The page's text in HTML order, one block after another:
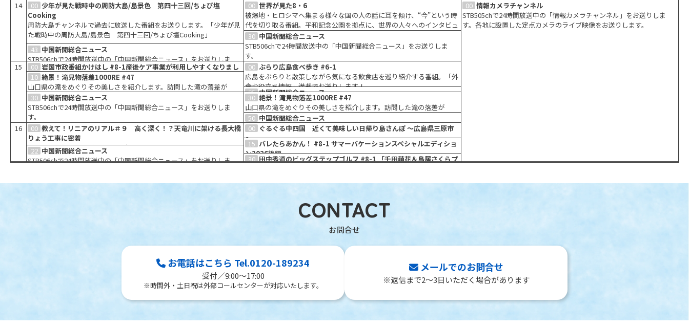
14
15
16
00 少年が見た戦時中の周防大島/島景色 第四十三回/ちょび塩
Cooking
周防大島チャンネルで過去に放送した番組をお送りします。「少年が見
た戦時中の周防大島/島景色 第四十三回/ちょび塩Cooking」
43 中国新聞総合ニュース
STB506chで24時間放送中の「中国新聞総合ニュース」をお送りしま
す。
00 岩国市政番組かけはし #8-1産後ケア事業が利用しやすくなりまし
た！
岩国市で暮らす人々のための番組。今回は、「産後ケア事業が利用しや
すくなりました！」です。
10 絶景！滝見物落差1000RE #47
山口県の滝をめぐりその美しさを紹介します。訪問した滝の落差が
1000mになったらゴール。自然の厳しさを感じながら知られざるスポッ
トを発見するバラエティ番組です。
30 中国新聞総合ニュース
STB506chで24時間放送中の「中国新聞総合ニュース」をお送りしま
す。
00 教えて！リニアのリアル＃９ 高く深く！？天竜川に架ける長大橋
りょう工事に密着
ＪＲ東海と飯田ケーブルテレビがタッグを組んでお届けするリニア関連
番組の第９弾！今回は、「高く深く！？天竜川に架ける長大橋りょう工
22 中国新聞総合ニュース
STB506chで24時間放送中の「中国新聞総合ニュース」をお送りしま
周防大島チャンネルで過去に放送した番組をお送りします。「少年が見
す。
岩国市で暮らす人々のための番組。今回は、「産後ケア事業が利用しや
1000mになったらゴール。自然の厳しさを感じながら知られざるスポッ
す。
ＪＲ東海と飯田ケーブルテレビがタッグを組んでお届けするリニア関連
す。
周防大島チャンネルで過去に放送した番組をお送りします。「少年が見
す。
岩国市で暮らす人々のための番組。今回は、「産後ケア事業が利用しや
1000mになったらゴール。自然の厳しさを感じながら知られざるスポッ
す。
ＪＲ東海と飯田ケーブルテレビがタッグを組んでお届けするリニア関連
す。
周防大島チャンネルで過去に放送した番組をお送りします。「少年が見
す。
00 世界が見た8・6
被爆地・ヒロシマへ集まる様々な国の人の話に耳を傾け、“今”という時
代を切り取る番組。平和記念公園を拠点に、世界の人々へのインタビュ
ーから過去や未来を探ります。
30 中国新聞総合ニュース
STB506chで24時間放送中の「中国新聞総合ニュース」をお送りしま
す。
00 ぶらり広島食べ歩き #6-1
広島をぶらりと散策しながら気になる飲食店を巡り紹介する番組。「外
食お役立ち情報」満載でお送りします！
25 中国新聞総合ニュース
STB506chで24時間放送中の「中国新聞総合ニュース」をお送りしま
す。
30 絶景！滝見物落差1000RE #47
山口県の滝をめぐりその美しさを紹介します。訪問した滝の落差が
1000mになったらゴール。自然の厳しさを感じながら知られざるスポッ
トを発見するバラエティ番組です。
50 中国新聞総合ニュース
STB506chで24時間放送中の「中国新聞総合ニュース」をお送りしま
す。
00 ぐるぐる中四国 近くて美味しい日帰り島さんぽ ～広島県三原市
～
新幹線を降りて10分で瀬戸内の絶景へ！移動の手間なく楽しめる三原の
旅をご紹介。爽快なアクティビティや、自慢の海の幸を贅沢に堪能する
15 バレたらあかん！ #8-1 サマーバケーションスペシャルエディショ
ン2026後編
美祢市にある別府弁天池を満喫していきます。美祢市の釣り堀で釣った
だきます。
30 田中秀道のビッグステップゴルフ #8-1 「千田萌花＆鳥居さくらプ
す。各地に設置した定点カメラのライブ映像をお送りします。
電・ホビーグッズまでお勧めグッズのお買い物情報番組です。
回は、「岩国中央幼稚園（後編）」（尾津町）をお送りします！
70年代、日常や恋心を綴ったフォークソングや、後のJ-POPにつながる
岩国市で暮らす人々のための番組。今回は、「産後ケア事業が利用しや
なるお店、イベントや展示会などの情報を集めて皆さまにお届けしま
ョン。「令和8年8月8日夜８時に8888発」を打ち上げます。その様子を
食お役立ち情報」満載でお送りします！
す。
1000mになったらゴール。自然の厳しさを感じながら知られざるスポッ
す。
新幹線を降りて10分で瀬戸内の絶景へ！移動の手間なく楽しめる三原の
日帰り旅の魅力をお届けします。
美祢市にある別府弁天池を満喫していきます。美祢市の釣り堀で釣った
千田萌花＆鳥居さくらプロ編④ 渡米し世界を経験した秀道プロと、実
攻め方を秀道プロが伝授！
す。各地に設置した定点カメラのライブ映像をお送りします。
なるお店、イベントや展示会などの情報を集めて皆さまにお届けしま
ら懐かしの映像をお届けします。
00 情報カメラチャンネル
STB505chで24時間放送中の「情報カメラチャンネル」をお送りしま
す。各地に設置した定点カメラのライブ映像をお送りします。
電・ホビーグッズまでお勧めグッズのお買い物情報番組です。
CONTACT
お電話はこちら Tel.0120-189234
受付／9:00～17:00
※時間外・土日祝は外部コールセンターが対応いたします。
メールでのお問合せ
※返信まで2～3日いただく場合があります